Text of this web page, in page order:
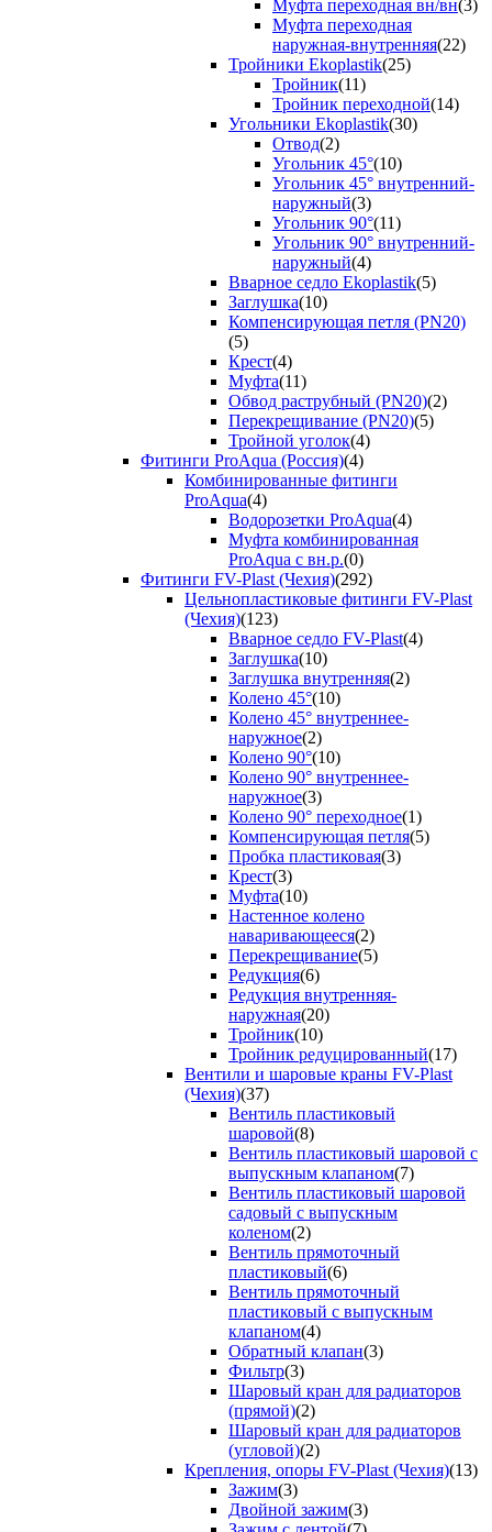
Муфта переходная вн/вн(3)
Муфта переходная
наружная-внутренняя(22)
Тройники Ekoplastik(25)
Тройник(11)
Тройник переходной(14)
Угольники Ekoplastik(30)
Отвод(2)
Угольник 45°(10)
Угольник 45° внутренний-
наружный(3)
Угольник 90°(11)
Угольник 90° внутренний-
наружный(4)
Вварное седло Ekoplastik(5)
Заглушка(10)
Компенсирующая петля (PN20)
(5)
Крест(4)
Муфта(11)
Обвод раструбный (PN20)(2)
Перекрещивание (PN20)(5)
Тройной уголок(4)
Фитинги ProAqua (Россия)(4)
Комбинированные фитинги
ProAqua(4)
Водорозетки ProAqua(4)
Муфта комбинированная
ProAqua с вн.р.(0)
Фитинги FV-Plast (Чехия)(292)
Цельнопластиковые фитинги FV-Plast
(Чехия)(123)
Вварное седло FV-Plast(4)
Заглушка(10)
Заглушка внутренняя(2)
Колено 45°(10)
Колено 45° внутреннее-
наружное(2)
Колено 90°(10)
Колено 90° внутреннее-
наружное(3)
Колено 90° переходное(1)
Компенсирующая петля(5)
Пробка пластиковая(3)
Крест(3)
Муфта(10)
Настенное колено
наваривающееся(2)
Перекрещивание(5)
Редукция(6)
Редукция внутренняя-
наружная(20)
Тройник(10)
Тройник редуцированный(17)
Вентили и шаровые краны FV-Plast
(Чехия)(37)
Вентиль пластиковый
шаровой(8)
Вентиль пластиковый шаровой с
выпускным клапаном(7)
Вентиль пластиковый шаровой
садовый с выпускным
коленом(2)
Вентиль прямоточный
пластиковый(6)
Вентиль прямоточный
пластиковый с выпускным
клапаном(4)
Обратный клапан(3)
Фильтр(3)
Шаровый кран для радиаторов
(прямой)(2)
Шаровый кран для радиаторов
(угловой)(2)
Крепления, опоры FV-Plast (Чехия)(13)
Зажим(3)
Двойной зажим(3)